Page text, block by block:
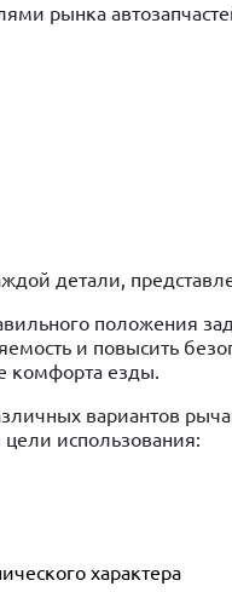
рынка
детали,
положения
и повысить
комфорта езды.
вариантов
использования:
характера